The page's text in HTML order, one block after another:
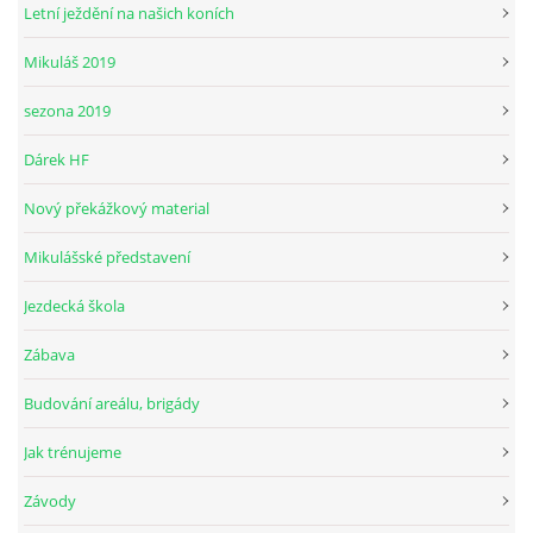
Letní ježdění na našich koních
Mikuláš 2019
sezona 2019
Dárek HF
Nový překážkový material
Mikulášské představení
Jezdecká škola
Zábava
Budování areálu, brigády
Jak trénujeme
Závody